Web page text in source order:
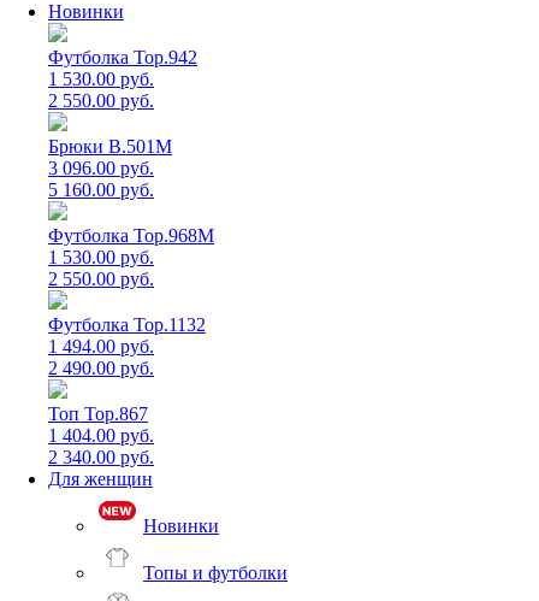
Новинки
Футболка Top.942
1 530.00 руб.
2 550.00 руб.
Брюки B.501M
3 096.00 руб.
5 160.00 руб.
Футболка Top.968M
1 530.00 руб.
2 550.00 руб.
Футболка Top.1132
1 494.00 руб.
2 490.00 руб.
Топ Top.867
1 404.00 руб.
2 340.00 руб.
Для женщин
Новинки
Топы и футболки